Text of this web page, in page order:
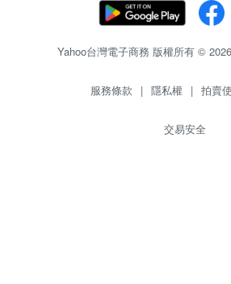
Yahoo台灣電子商務 版權所有 ©
服務條款 | 隱私權 | 拍賣
交易安全